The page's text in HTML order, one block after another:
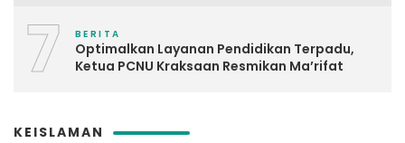
7 BERITA
Optimalkan Layanan Pendidikan Terpadu,
Ketua PCNU Kraksaan Resmikan Ma’rifat
KEISLAMAN